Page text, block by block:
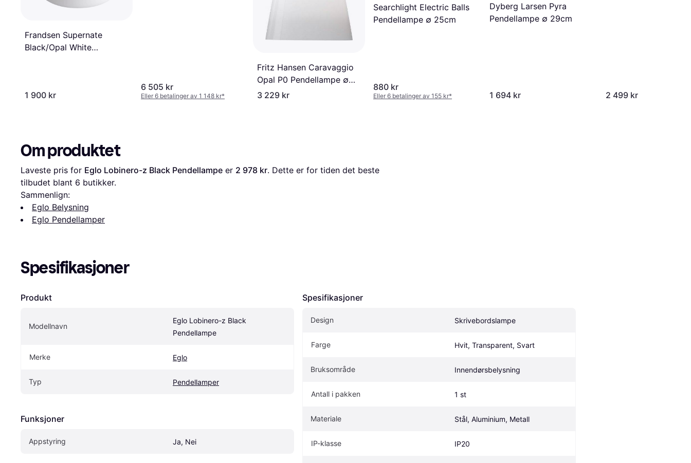
Frandsen Supernate
Black/Opal White
1 900 kr
6 505 kr
Eller 6 betalinger av 1 148 kr*
Fritz Hansen Caravaggio
Opal P0 Pendellampe ∅
11cm
3 229 kr
Searchlight Electric Balls
Pendellampe ∅ 25cm
880 kr
Eller 6 betalinger av 155 kr*
Dyberg Larsen Pyra
Pendellampe ∅ 29cm
1 694 kr 2 499 kr
Om produktet
Laveste pris for Eglo Lobinero-z Black Pendellampe er 2 978 kr. Dette er for tiden det beste
tilbudet blant 6 butikker.
Sammenlign:
Eglo Belysning
Eglo Pendellamper
Spesifikasjoner
Produkt
Modellnavn
Eglo Lobinero-z Black
Pendellampe
Merke Eglo
Typ Pendellamper
Funksjoner
Appstyring Ja, Nei
Spesifikasjoner
Design Skrivebordslampe
Farge Hvit, Transparent, Svart
Bruksområde Innendørsbelysning
Antall i pakken 1 st
Materiale Stål, Aluminium, Metall
IP-klasse IP20